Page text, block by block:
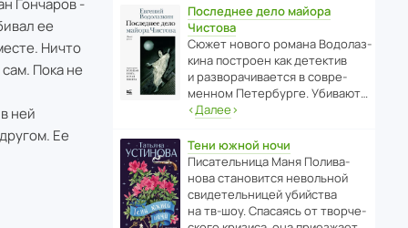
Гончаров -
ее
Ничто
Пока не
ней
Ее
Последнее дело майора
Чистова
Сюжет нового романа Водо­ла­з­
кина пост­роен как дете­ктив
и разво­ра­чи­ва­ется в совре­
менном Пете­р­бурге. Убивают…
‹Далее›
Тени южной ночи
Писа­тель­ница Маня Поли­ва­
нова стано­вится невольной
свиде­тель­ницей убийства
на тв-шоу. Спасаясь от твор­че­